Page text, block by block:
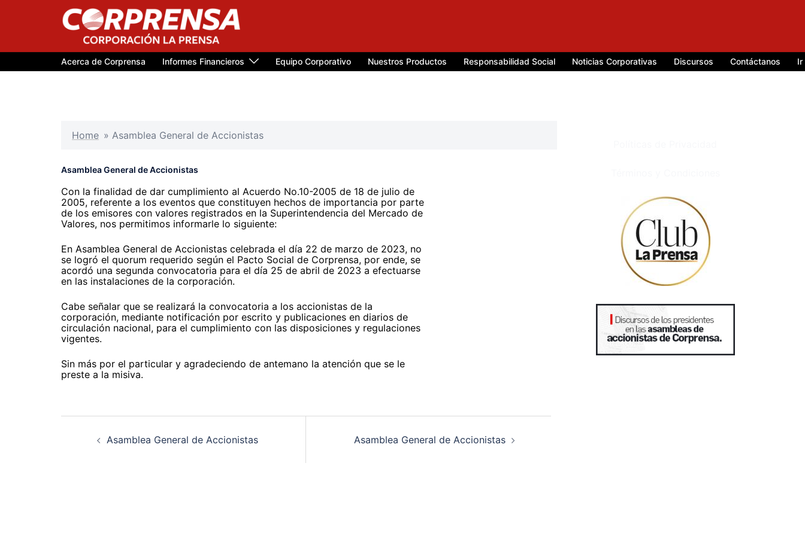
Acerca de Corprensa Informes Financieros Equipo Corporativo Nuestros Productos Responsabilidad Social Noticias Corporativas Discursos Contáctanos Ir
Home » Asamblea General de Accionistas
Asamblea General de Accionistas
Con la finalidad de dar cumplimiento al Acuerdo No.10-2005 de 18 de julio de
2005, referente a los eventos que constituyen hechos de importancia por parte
de los emisores con valores registrados en la Superintendencia del Mercado de
Valores, nos permitimos informarle lo siguiente:
En Asamblea General de Accionistas celebrada el día 22 de marzo de 2023, no
se logró el quorum requerido según el Pacto Social de Corprensa, por ende, se
acordó una segunda convocatoria para el día 25 de abril de 2023 a efectuarse
en las instalaciones de la corporación.
Cabe señalar que se realizará la convocatoria a los accionistas de la
corporación, mediante notificación por escrito y publicaciones en diarios de
circulación nacional, para el cumplimiento con las disposiciones y regulaciones
vigentes.
Sin más por el particular y agradeciendo de antemano la atención que se le
preste a la misiva.
Navegación
entradasAsamblea General de Accionistas Asamblea General de Accionistas